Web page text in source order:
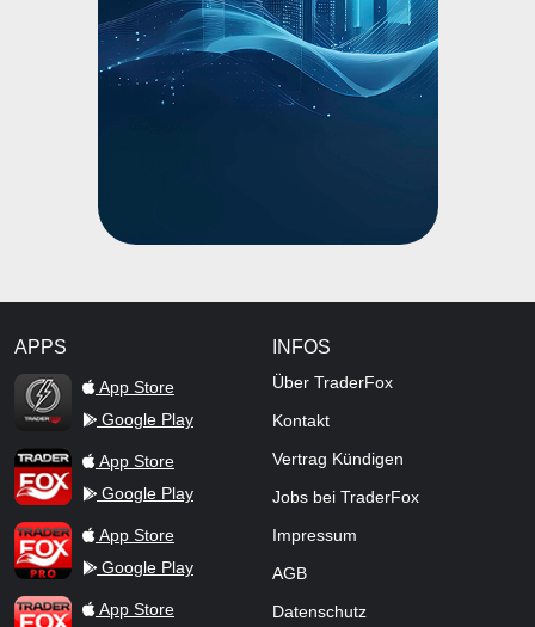
APPS
TraderFox Flash
App Store
Google Play
TraderFox AppApp Store
Google Play
TraderFox ProApp Store
Google Play
TraderFox dpa-AFX ProFeed
App Store
INFOS
Über TraderFox
Kontakt
Vertrag Kündigen
Jobs bei TraderFox
Impressum
AGB
Datenschutz